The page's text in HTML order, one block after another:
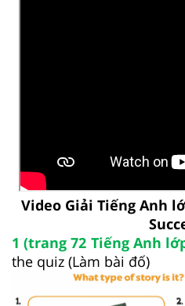
Video Giải Tiếng Anh
1 (trang 72 Tiếng Anh
the quiz (Làm bài đố)